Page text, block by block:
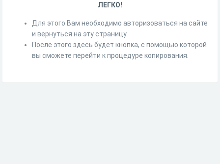
ЛЕГКО!
Для этого Вам необходимо авторизоваться на сайте
и вернуться на эту страницу.
После этого здесь будет кнопка, с помощью которой
вы сможете перейти к процедуре копирования.